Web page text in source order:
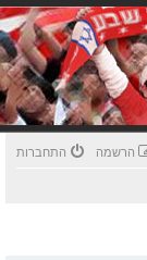
התחברות הרשמה